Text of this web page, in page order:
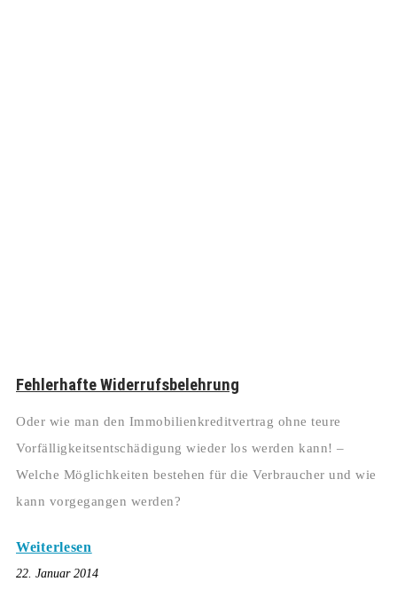
Fehlerhafte Widerrufsbelehrung
Oder wie man den Immobilienkreditvertrag ohne teure
Vorfälligkeitsentschädigung wieder los werden kann! –
Welche Möglichkeiten bestehen für die Verbraucher und wie
kann vorgegangen werden?
Weiterlesen
22. Januar 2014